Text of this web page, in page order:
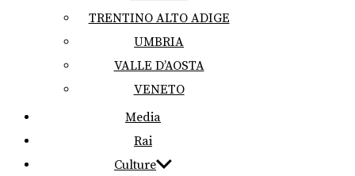
TRENTINO ALTO ADIGE
UMBRIA
VALLE D’AOSTA
VENETO
Media
Rai
Culture